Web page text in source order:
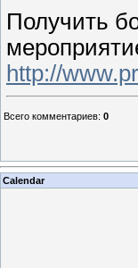
Получить
http://
Всего комментариев: 0
Calendar